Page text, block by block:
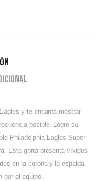
y te encanta mostrar
posible. Logre su
Philadelphia Eagles Super
Esta gorra presenta vívidos
en la corona y la espalda,
por el equipo.